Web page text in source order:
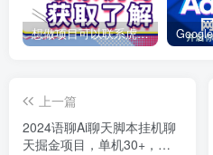
想做项目可以联系虎哥微信 虎哥一对一解答并且远程视频教学
上一篇
2024语聊Ai聊天脚本挂机聊
天掘金项目，单机30+，批